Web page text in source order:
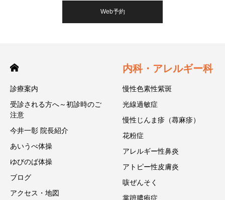
Web予約
診療案内
受診される方へ～初診時のご
注意
今井一彰 院長紹介
あいうべ体操
ゆびのば体操
ブログ
アクセス・地図
内科・アレルギー科
慢性色素性紫斑
光線過敏症
慢性じんま疹（蕁麻疹）
花粉症
アレルギー性鼻炎
アトピー性皮膚炎
咳ぜんそく
掌蹠膿疱症